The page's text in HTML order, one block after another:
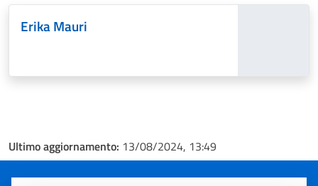
Erika Mauri
Ultimo aggiornamento: 13/08/2024, 13:49